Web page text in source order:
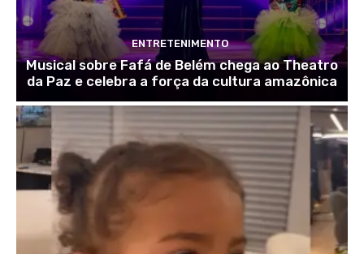
ENTRETENIMENTO
Musical sobre Fafá de Belém chega ao Theatro
da Paz e celebra a força da cultura amazônica